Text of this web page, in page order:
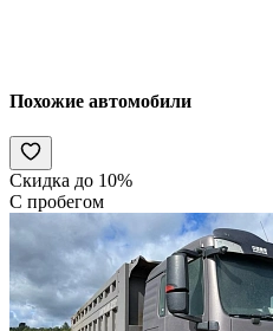
Похожие автомобили
Скидка до 10%
С пробегом